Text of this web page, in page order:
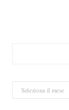
Archivi